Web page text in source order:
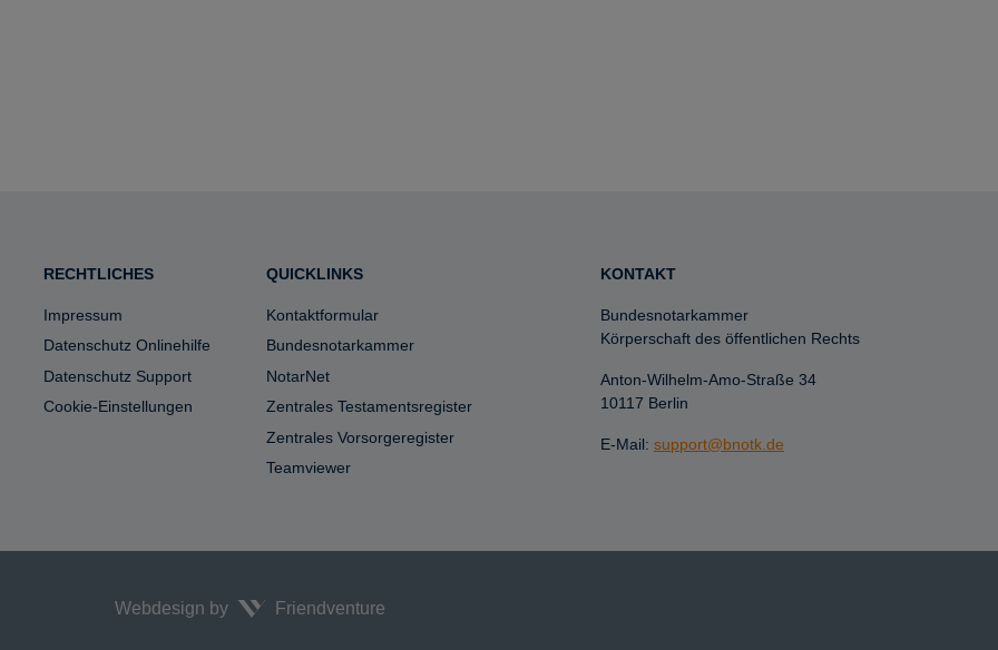
RECHTLICHES
Impressum
Datenschutz Onlinehilfe
Datenschutz Support
Cookie-Einstellungen
QUICKLINKS
Kontaktformular
Bundesnotarkammer
NotarNet
Zentrales Testamentsregister
Zentrales Vorsorgeregister
Teamviewer
KONTAKT
Bundesnotarkammer
Körperschaft des öffentlichen Rechts
Anton-Wilhelm-Amo-Straße 34
10117 Berlin
E-Mail: support@bnotk.de
Webdesign by Friendventure